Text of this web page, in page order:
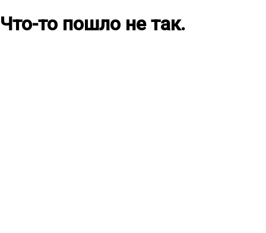
Что-то пошло не так.